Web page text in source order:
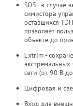
SOS - в случае
симистора
оставшихся
позволяет
объекте до
Extrim -
экстремальных
сети (от 90 В
Цифровая и
Вход для